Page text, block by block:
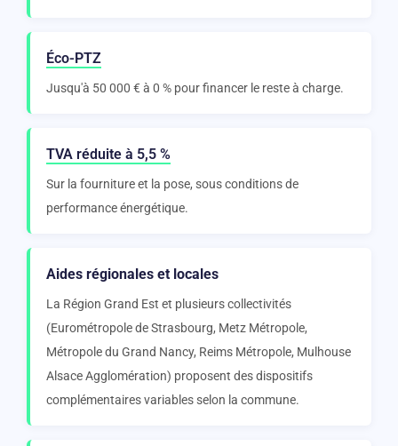
Éco-PTZ
Jusqu'à 50 000 € à 0 % pour financer le reste à charge.
TVA réduite à 5,5 %
Sur la fourniture et la pose, sous conditions de
performance énergétique.
Aides régionales et locales
La Région Grand Est et plusieurs collectivités
(Eurométropole de Strasbourg, Metz Métropole,
Métropole du Grand Nancy, Reims Métropole, Mulhouse
Alsace Agglomération) proposent des dispositifs
complémentaires variables selon la commune.